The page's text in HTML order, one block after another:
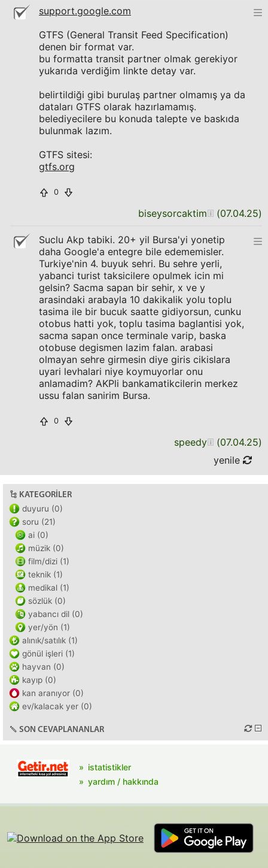
support.google.com
GTFS (General Transit Feed Specification)
denen bir format var.
bu formatta transit partner olmak gerekiyor
yukarıda verdiğim linkte detay var.
belirtildiği gibi burulaş partner olmamış ya da
dataları GTFS olarak hazırlamamış.
belediyecilere bu konuda talepte ve baskıda
bulunmak lazım.
GTFS sitesi:
gtfs.org
0
biseysorcaktim (07.04.25)
Suclu Akp tabiki. 20+ yil Bursa'yi yonetip
daha Google'a entegre bile edememisler.
Turkiye'nin 4. buyuk sehri. Bu sehre yerli,
yabanci turist taksicilere opulmek icin mi
gelsin? Sacma sapan bir sehir, x ve y
arasindaki arabayla 10 dakikalik yolu toplu
tasima ile bir bucuk saatte gidiyorsun, cunku
otobus hatti yok, toplu tasima baglantisi yok,
sacma sapan once terminale varip, baska
otobuse degismen lazim falan. arabasi
olmayan sehre girmesin diye giris cikislara
uyari levhalari niye koymuyorlar onu
anlamadim? AKPli bankamatikcilerin merkez
ussu falan sanirim Bursa.
0
speedy (07.04.25)
yenile
KATEGORILER
duyuru (0)
soru (21)
ai (0)
müzik (0)
film/dizi (1)
teknik (1)
medikal (1)
sözlük (0)
yabancı dil (0)
yer/yön (1)
alınık/satılık (1)
gönül işleri (1)
hayvan (0)
kayıp (0)
kan aranıyor (0)
ev/kalacak yer (0)
SON CEVAPLANANLAR
istatistikler
yardım / hakkında